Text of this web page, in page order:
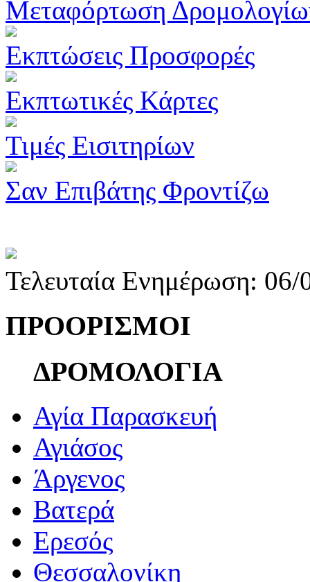
Μεταφόρτωση
Εκπτώσεις Προσφορές
Εκπτωτικές Κάρτες
Τιμές Εισιτηρίων
Σαν Επιβάτης Φροντίζω
Τελευταία Ενημέρωση:
ΠΡΟΟΡΙΣΜΟΙ
ΔΡΟΜΟΛΟΓΙΑ
Αγία Παρασκευή
Αγιάσος
Άργενος
Βατερά
Ερεσός
Θεσσαλονίκη